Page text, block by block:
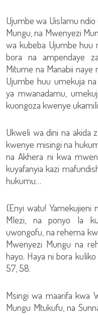
Ujumbe wa Uislamu
Mungu, na Mwenyezi
wa kubeba Ujumbe huu
bora na ampendaye
Mitume na Manabii naye
Ujumbe huu umekuja
ya mwanadamu,
kuongoza kwenye
Ukweli wa dini na akida
kwenye misingi na
na Akhera ni kwa
kuyafanyia kazi
hukumu…
{Enyi watu!
Mlezi, na ponyo la
uwongofu, na rehema
Mwenyezi Mungu na
hayo. Haya ni bora
57, 58.
Msingi wa maarifa kwa
Mungu Mtukufu, na